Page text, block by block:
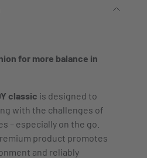
for more balance in
classic is designed to
with the challenges of
– especially on the go.
product promotes
and reliably